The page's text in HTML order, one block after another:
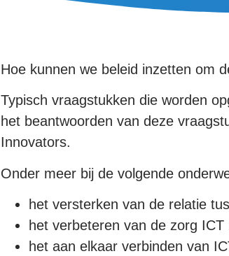
Hoe kunnen we beleid inzetten om
Typisch vraagstukken die worden
het beantwoorden van deze
Innovators.
Onder meer bij de volgende
het versterken van de relatie
het verbeteren van de zorg ICT
het aan elkaar verbinden van